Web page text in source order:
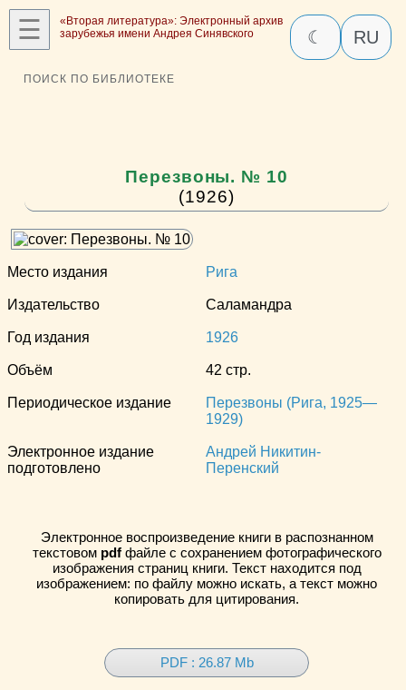
☰
«Вторая литература»: Электронный архив
зарубежья имени Андрея Синявского
☾ RU
ПОИСК ПО БИБЛИОТЕКЕ
Перезвоны. № 10
(1926)
Место издания Рига
Издательство Саламандра
Год издания 1926
Объём 42 стр.
Периодическое издание
Перезвоны (Рига, 1925—
1929)
Электронное издание
подготовлено
Андрей Никитин-
Перенский
Электронное воспроизведение книги в распознанном
текстовом pdfфайле с сохранением фотографического
изображения страниц книги. Текст находится под
изображением: по файлу можно искать, а текст можно
копировать для цитирования.
PDF : 26.87 Mb